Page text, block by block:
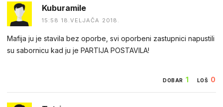
Kuburamile
15:58 18.VELJAČA 2018.
Mafija ju je stavila bez oporbe, svi oporbeni zastupnici napustili
su sabornicu kad ju je PARTIJA POSTAVILA!
DOBAR 1 LOŠ 0